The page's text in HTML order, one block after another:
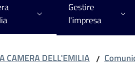
Gestire
l'impresa
CAMERA DELL'EMILIA /